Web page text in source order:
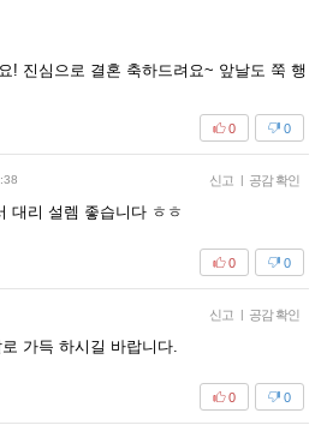
! 진심으로 결혼 축하드려요~ 앞날도 쭉 행
0
0
신고 | 공감 확인
대리 설렘 좋습니다 ㅎㅎ
0
0
신고 | 공감 확인
가득 하시길 바랍니다.
0
0